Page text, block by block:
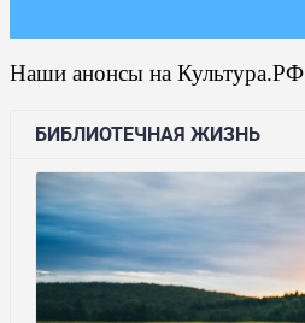
Наши анонсы на Культура.РФ